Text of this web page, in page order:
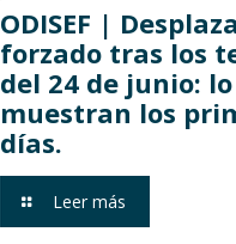
ODISEF |
forzado tras los
del 24 de junio:
muestran los
días.
Leer más